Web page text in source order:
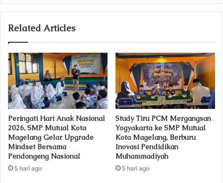
y
u
E
m
a
l
a
d
d
r
e
s
Related Articles
Peringati Hari Anak Nasional
2026, SMP Mutual Kota
Magelang Gelar Upgrade
Mindset Bersama
Pendongeng Nasional
5 hari ago
Study Tiru PCM Mergangsan
Yogyakarta ke SMP Mutual
Kota Magelang, Berburu
Inovasi Pendidikan
Muhammadiyah
5 hari ago